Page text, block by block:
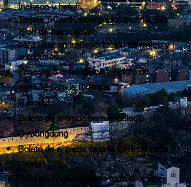
Incheon y hotel
Tarjeta T-Card (recargable) con 13,500
Won de saldo activo
para usar en transportación de metro y
autobuses.
Pase para elteleférico y boleto de
entrada para la torre de
N Seoul
Boleto de entrada para el palacio
Gyeongdong
Boleto de entrada para la torre de Lotte
World
Guía multiligüe durante todo el viaje